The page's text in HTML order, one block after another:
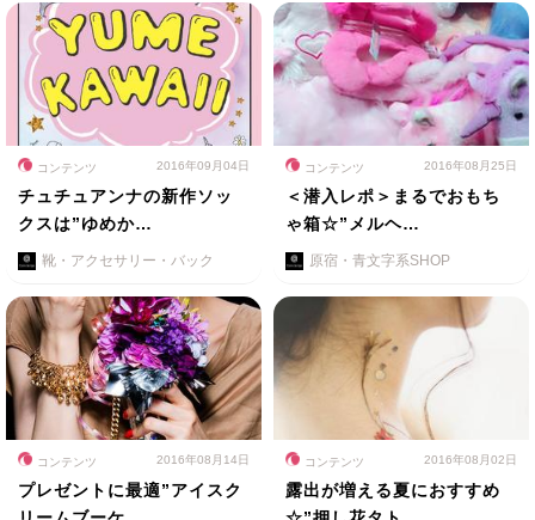
コンテンツ 2016年09月04日
チュチュアンナの新作ソッ
クスは”ゆめか…
靴・アクセサリー・バック
コンテンツ 2016年08月25日
＜潜入レポ＞まるでおもち
ゃ箱☆”メルヘ…
原宿・青文字系SHOP
コンテンツ 2016年08月14日
プレゼントに最適”アイスク
コンテンツ 2016年08月02日
露出が増える夏におすすめ